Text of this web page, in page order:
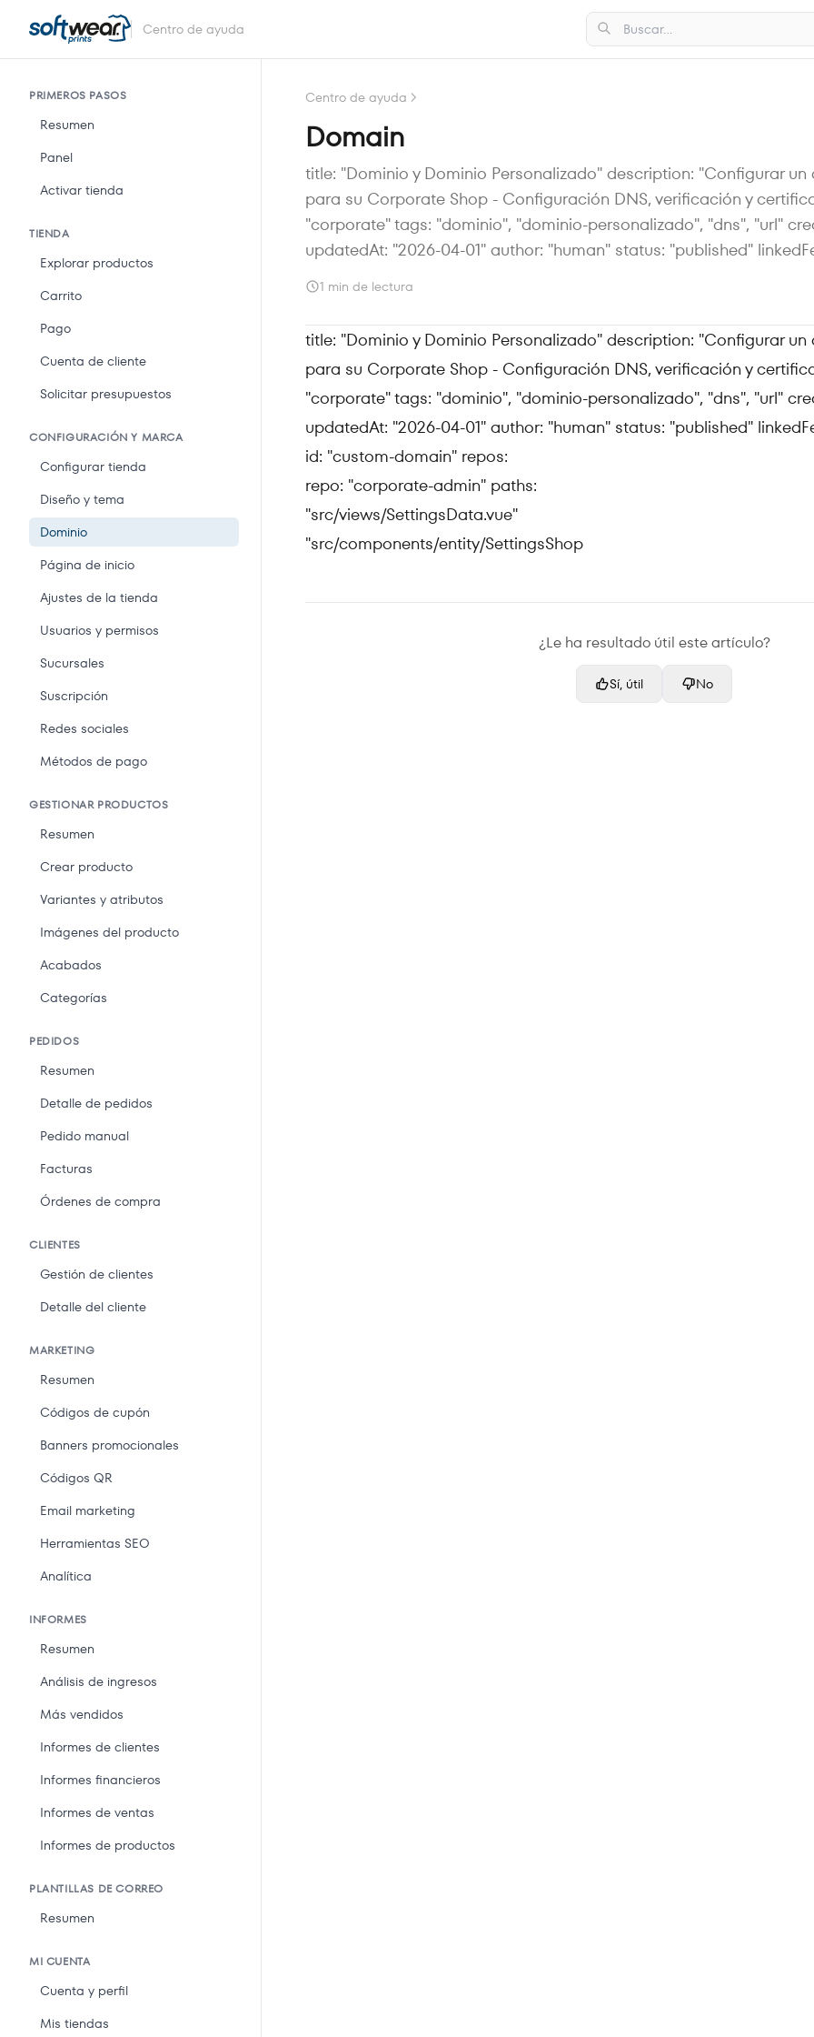
Centro de ayuda
PRIMEROS PASOS
Resumen
Panel
Activar tienda
TIENDA
Explorar productos
Carrito
Pago
Cuenta de cliente
Solicitar presupuestos
CONFIGURACIÓN Y MARCA
Configurar tienda
Diseño y tema
Dominio
Página de inicio
Ajustes de la tienda
Usuarios y permisos
Sucursales
Suscripción
Redes sociales
Métodos de pago
GESTIONAR PRODUCTOS
Resumen
Crear producto
Variantes y atributos
Imágenes del producto
Acabados
Categorías
PEDIDOS
Resumen
Detalle de pedidos
Pedido manual
Facturas
Órdenes de compra
CLIENTES
Gestión de clientes
Detalle del cliente
MARKETING
Resumen
Códigos de cupón
Banners promocionales
Códigos QR
Email marketing
Herramientas SEO
Analítica
INFORMES
Resumen
Análisis de ingresos
Más vendidos
Informes de clientes
Informes financieros
Informes de ventas
Informes de productos
PLANTILLAS DE CORREO
Resumen
MI CUENTA
Cuenta y perfil
Mis tiendas
Centro de ayuda
Domain
title: "Dominio y Dominio Personalizado" description: "Configurar
para su Corporate Shop - Configuración DNS, verificación y
"corporate" tags: "dominio", "dominio-personalizado", "dns", "url"
updatedAt: "2026-04-01" author: "human" status: "published"
1 min de lectura
title: "Dominio y Dominio Personalizado" description: "Configurar
para su Corporate Shop - Configuración DNS, verificación y
"corporate" tags: "dominio", "dominio-personalizado", "dns", "url"
updatedAt: "2026-04-01" author: "human" status: "published"
id: "custom-domain" repos:
repo: "corporate-admin" paths:
"src/views/SettingsData.vue"
"src/components/entity/SettingsShop
¿Le ha resultado útil este artículo?
Sí, útil No